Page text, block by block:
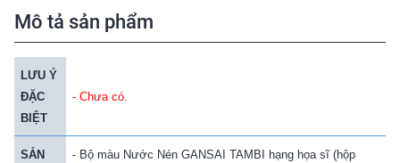
Mô tả sản phẩm
LƯU Ý
ĐẶC
BIỆT
- Chưa có.
SẢN
- Bộ màu Nước Nén GANSAI TAMBI hạng họa sĩ (hộp